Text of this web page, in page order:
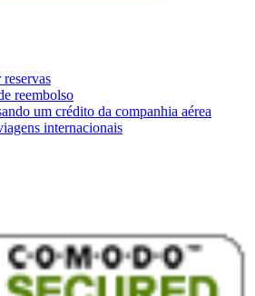
reembolso
um crédito da companhia aérea
internacionais